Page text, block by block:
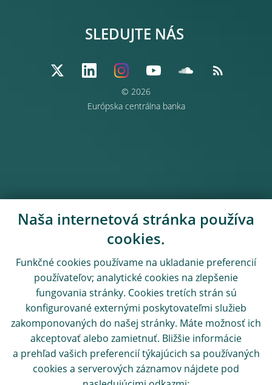
© 2026
Európska centrálna banka
SLEDUJTE NÁS
Naša internetová stránka používa
cookies.
Funkčné cookies používame na ukladanie preferencií
používateľov; analytické cookies na zlepšenie
fungovania stránky. Cookies tretích strán sú
konfigurované externými poskytovateľmi služieb
zakomponovaných do našej stránky. Máte možnosť ich
akceptovať alebo zamietnuť. Bližšie informácie
a prehľad vašich preferencií týkajúcich sa používaných
cookies a serverových záznamov nájdete pod